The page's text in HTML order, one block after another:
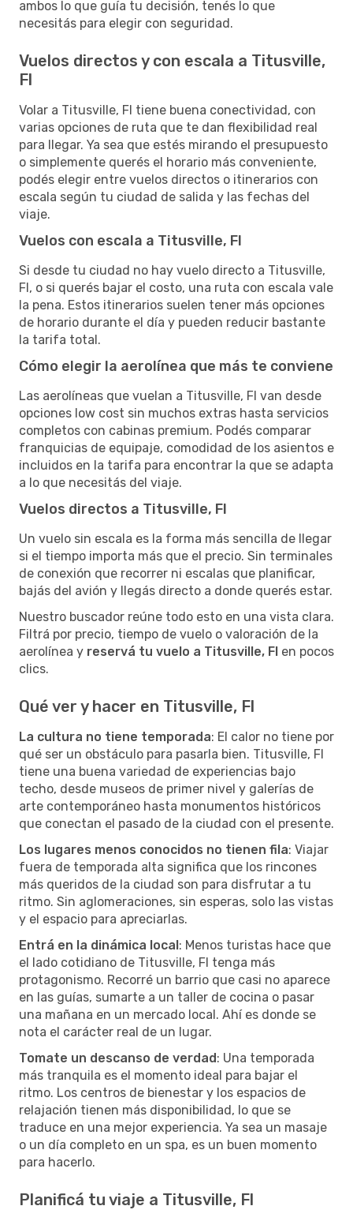
ambos lo que guía tu decisión, tenés lo que
necesitás para elegir con seguridad.
Vuelos directos y con escala a Titusville,
Fl
Volar a Titusville, Fl tiene buena conectividad, con
varias opciones de ruta que te dan flexibilidad real
para llegar. Ya sea que estés mirando el presupuesto
o simplemente querés el horario más conveniente,
podés elegir entre vuelos directos o itinerarios con
escala según tu ciudad de salida y las fechas del
viaje.
Vuelos con escala a Titusville, Fl
Si desde tu ciudad no hay vuelo directo a Titusville,
Fl, o si querés bajar el costo, una ruta con escala vale
la pena. Estos itinerarios suelen tener más opciones
de horario durante el día y pueden reducir bastante
la tarifa total.
Cómo elegir la aerolínea que más te conviene
Las aerolíneas que vuelan a Titusville, Fl van desde
opciones low cost sin muchos extras hasta servicios
completos con cabinas premium. Podés comparar
franquicias de equipaje, comodidad de los asientos e
incluidos en la tarifa para encontrar la que se adapta
a lo que necesitás del viaje.
Vuelos directos a Titusville, Fl
Un vuelo sin escala es la forma más sencilla de llegar
si el tiempo importa más que el precio. Sin terminales
de conexión que recorrer ni escalas que planificar,
bajás del avión y llegás directo a donde querés estar.
Nuestro buscador reúne todo esto en una vista clara.
Filtrá por precio, tiempo de vuelo o valoración de la
aerolínea y reservá tu vuelo a Titusville, Fl en pocos
clics.
Qué ver y hacer en Titusville, Fl
La cultura no tiene temporada: El calor no tiene por
qué ser un obstáculo para pasarla bien. Titusville, Fl
tiene una buena variedad de experiencias bajo
techo, desde museos de primer nivel y galerías de
arte contemporáneo hasta monumentos históricos
que conectan el pasado de la ciudad con el presente.
Los lugares menos conocidos no tienen fila: Viajar
fuera de temporada alta significa que los rincones
más queridos de la ciudad son para disfrutar a tu
ritmo. Sin aglomeraciones, sin esperas, solo las vistas
y el espacio para apreciarlas.
Entrá en la dinámica local: Menos turistas hace que
el lado cotidiano de Titusville, Fl tenga más
protagonismo. Recorré un barrio que casi no aparece
en las guías, sumarte a un taller de cocina o pasar
una mañana en un mercado local. Ahí es donde se
nota el carácter real de un lugar.
Tomate un descanso de verdad: Una temporada
más tranquila es el momento ideal para bajar el
ritmo. Los centros de bienestar y los espacios de
relajación tienen más disponibilidad, lo que se
traduce en una mejor experiencia. Ya sea un masaje
o un día completo en un spa, es un buen momento
para hacerlo.
Planificá tu viaje a Titusville, Fl